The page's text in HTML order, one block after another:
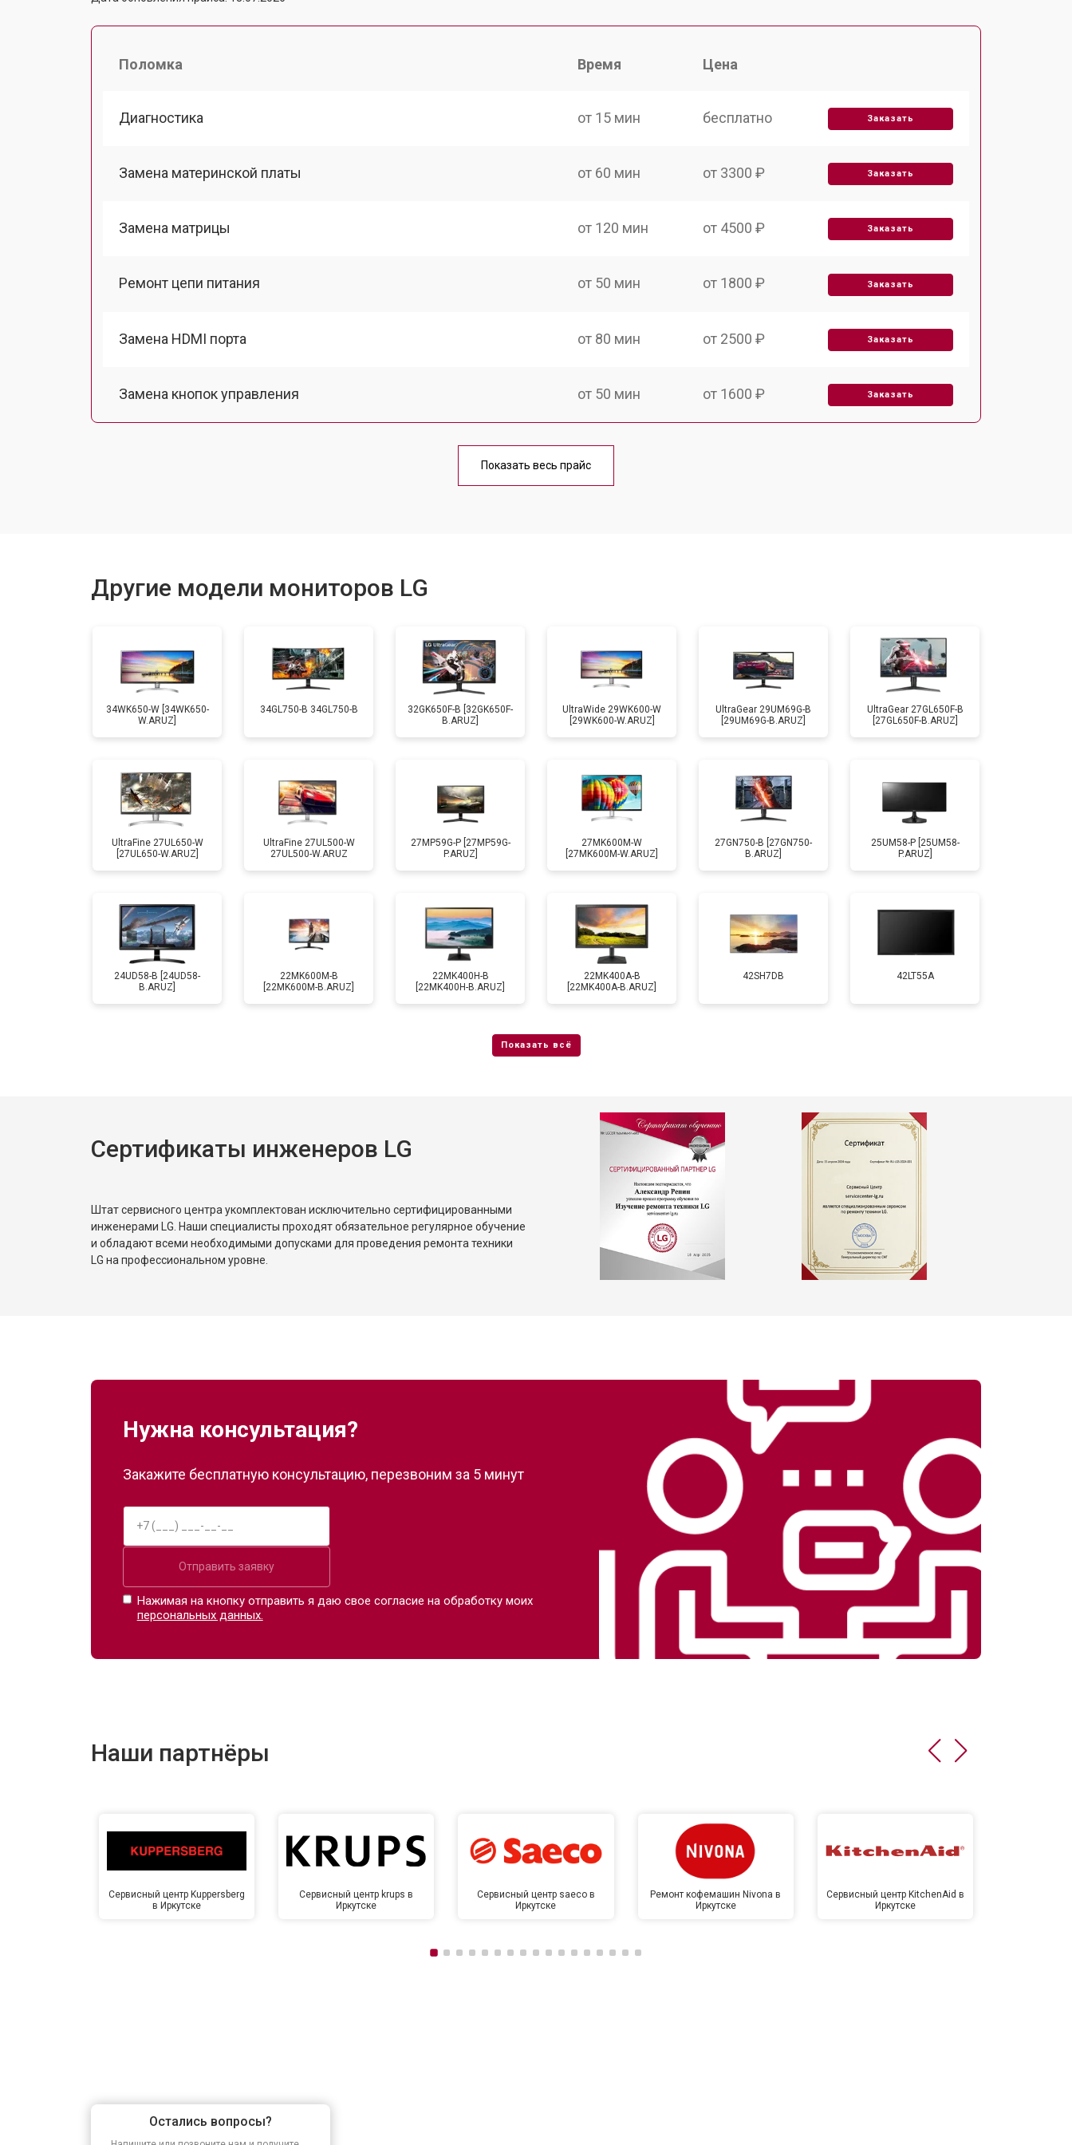
Поломка Время Цена
Диагностика от 15 мин бесплатно Заказать
Замена материнской платы от 60 мин от 3300 ₽ Заказать
Замена матрицы от 120 мин от 4500 ₽ Заказать
Ремонт цепи питания от 50 мин от 1800 ₽ Заказать
Замена HDMI порта от 80 мин от 2500 ₽ Заказать
Замена кнопок управления от 50 мин от 1600 ₽ Заказать
от 80 мин
Показать весь прайс
Другие модели мониторов LG
34WK650-W [34WK650-
W.ARUZ]
34GL750-B 34GL750-B
32GK650F-B [32GK650F-
B.ARUZ]
UltraWide 29WK600-W
[29WK600-W.ARUZ]
UltraGear 29UM69G-B
[29UM69G-B.ARUZ]
UltraGear 27GL650F-B
[27GL650F-B.ARUZ]
UltraFine 27UL650-W
[27UL650-W.ARUZ]
UltraFine 27UL500-W
27UL500-W.ARUZ
27MP59G-P [27MP59G-
P.ARUZ]
27MK600M-W
[27MK600M-W.ARUZ]
27GN750-B [27GN750-
B.ARUZ]
25UM58-P [25UM58-
P.ARUZ]
24UD58-B [24UD58-
B.ARUZ]
22MK600M-B
[22MK600M-B.ARUZ]
22MK400H-B
[22MK400H-B.ARUZ]
22MK400A-B
[22MK400A-B.ARUZ]
42SH7DB 42LT55A
Сертификаты инженеров LG
Штат сервисного центра укомплектован исключительно сертифицированными
инженерами LG. Наши специалисты проходят обязательное регулярное обучение
и обладают всеми необходимыми допусками для проведения ремонта техники
LG на профессиональном уровне.
Нужна консультация?
Закажите бесплатную консультацию, перезвоним за 5 минут
Отправить заявку
Нажимая на кнопку отправить я даю свое согласие на обработку моих
персональных данных.
Наши партнёры
Сервисный центр Kuppersberg
в Иркутске
Сервисный центр krups в
Иркутске
Сервисный центр saeco в
Иркутске
Ремонт кофемашин Nivona в
Иркутске
Сервисный центр KitchenAid в
Иркутске
Остались вопросы?